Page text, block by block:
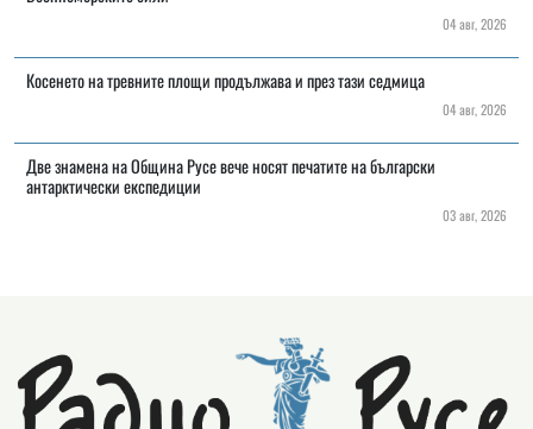
04 авг, 2026
Косенето на тревните площи продължава и през тази седмица
04 авг, 2026
Две знамена на Община Русе вече носят печатите на български
антарктически експедиции
03 авг, 2026